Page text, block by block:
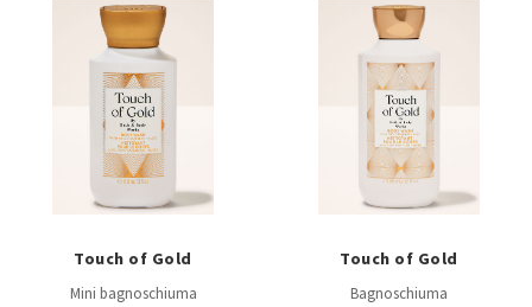
Touch of Gold
Mini bagnoschiuma
Touch of Gold
Bagnoschiuma